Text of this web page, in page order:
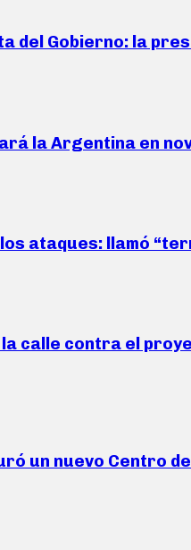
del Gobierno: la
la Argentina en
ataques: llamó
calle contra el
un nuevo Centro